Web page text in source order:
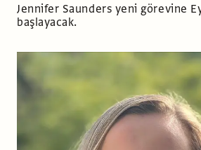
Jennifer Saunders yeni görevine
başlayacak.